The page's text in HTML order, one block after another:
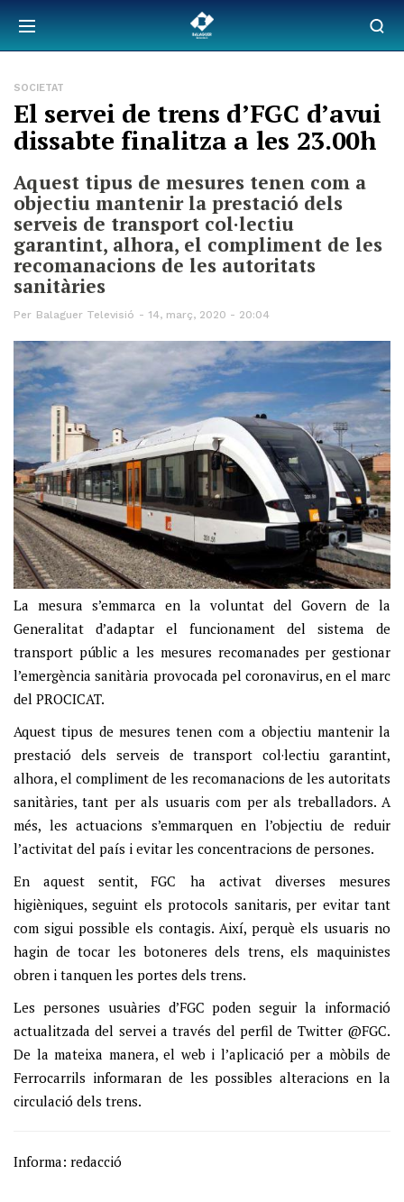
SOCIETAT
El servei de trens d’FGC d’avui
dissabte finalitza a les 23.00h
Aquest tipus de mesures tenen com a
objectiu mantenir la prestació dels
serveis de transport col·lectiu
garantint, alhora, el compliment de les
recomanacions de les autoritats
sanitàries
Per Balaguer Televisió 14, març, 2020 - 20:04
La mesura s’emmarca en la voluntat del Govern de la
Generalitat d’adaptar el funcionament del sistema de
transport públic a les mesures recomanades per gestionar
l’emergència sanitària provocada pel coronavirus, en el marc
del PROCICAT.
Aquest tipus de mesures tenen com a objectiu mantenir la
prestació dels serveis de transport col·lectiu garantint,
alhora, el compliment de les recomanacions de les autoritats
sanitàries, tant per als usuaris com per als treballadors. A
més, les actuacions s’emmarquen en l’objectiu de reduir
l’activitat del país i evitar les concentracions de persones.
En aquest sentit, FGC ha activat diverses mesures
higièniques, seguint els protocols sanitaris, per evitar tant
com sigui possible els contagis. Així, perquè els usuaris no
hagin de tocar les botoneres dels trens, els maquinistes
obren i tanquen les portes dels trens.
Les persones usuàries d’FGC poden seguir la informació
actualitzada del servei a través del perfil de Twitter @FGC.
De la mateixa manera, el web i l’aplicació per a mòbils de
Ferrocarrils informaran de les possibles alteracions en la
circulació dels trens.
Informa: redacció